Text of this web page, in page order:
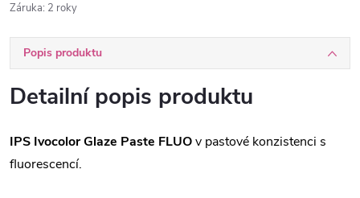
Záruka: 2 roky
Popis produktu
Detailní popis produktu
IPS Ivocolor Glaze Paste FLUOv pastové konzistenci s
fluorescencí.